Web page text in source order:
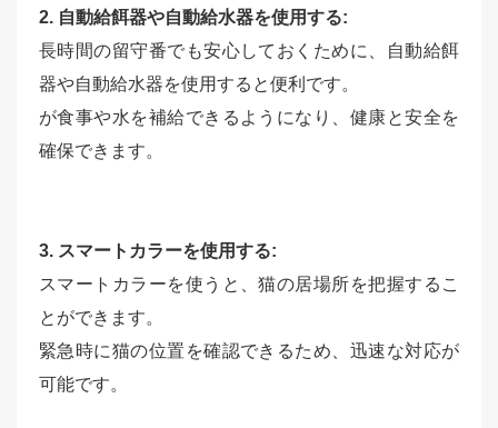
2. 自動給餌器や自動給水器を使用する:
長時間の留守番でも安心しておくために、自動給餌
器や自動給水器を使用すると便利です。
が食事や水を補給できるようになり、健康と安全を
確保できます。
3. スマートカラーを使用する:
スマートカラーを使うと、猫の居場所を把握するこ
とができます。
緊急時に猫の位置を確認できるため、迅速な対応が
可能です。